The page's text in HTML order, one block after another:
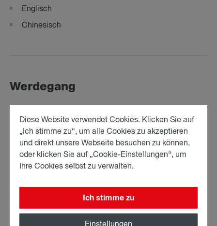
Englisch
Chinesisch
Werdegang
• Associate bei Fellner Wratzfeld & Partner seit Jänner
2026
• Associate in einer renommierten österreichischen
Rechtsanwaltskanzlei (2022-2025)
• Gerichtpraxis im OLG Sprengel Wien (2022)
österreichischen Rechtsanwaltskanzlei (2020-2022)
Diese Website verwendet Cookies. Klicken Sie auf
„Ich stimme zu“, um alle Cookies zu akzeptieren
und direkt unsere Webseite besuchen zu können,
oder klicken Sie auf „Cookie-Einstellungen“, um
Ihre Cookies selbst zu verwalten.
Ich stimme zu